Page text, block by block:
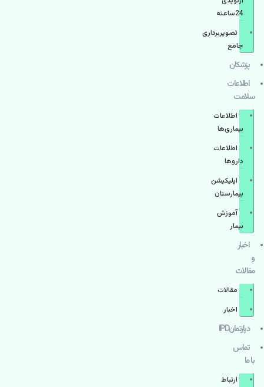
24ساعته
تصویربرداری
جامع
پزشكان
اطلاعات
سلامت
اطلاعات
بیماری‌ها
اطلاعات
دارو‌ها
اپليكيشن
بيمارستان
آموزش
بیمار
اخبار
و
مقالات
مقالات
اخبار
دپارتمانIPD
تماس
با ما
ارتباط